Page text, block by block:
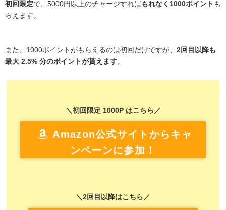
初回限定で、5000円以上のチャージすればもれなく1000ポイント も
らえます。
また、1000ポイントがもらえるのは初回だけですが、 2回目以降も
最大 2.5% 分のポイントが貰えます。
＼初回限定 1000P はこちら／
Amazon公式サイトからキャ
ンペーンに参加！
＼2回目以降はこちら／